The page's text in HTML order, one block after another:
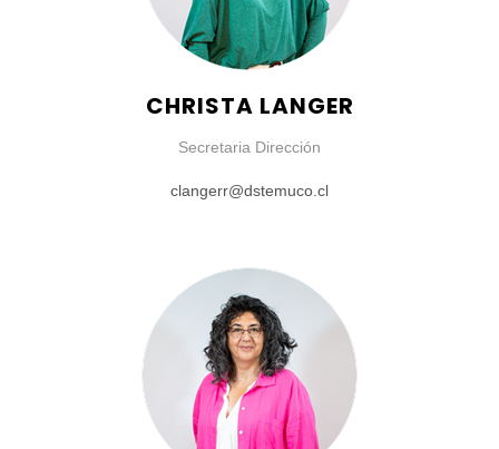
CHRISTA LANGER
Secretaria Dirección
clangerr@dstemuco.cl